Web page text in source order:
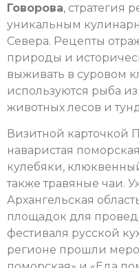
Говорова, стратегия
уникальным
Севера. Рецепты
природы и
выживать в суровом
используются рыба
животных лесов и
Визитной карточкой
наваристая
кулебяки,
также травяные чаи.
Архангельская
площадок для
фестиваля русской
регионе прошли